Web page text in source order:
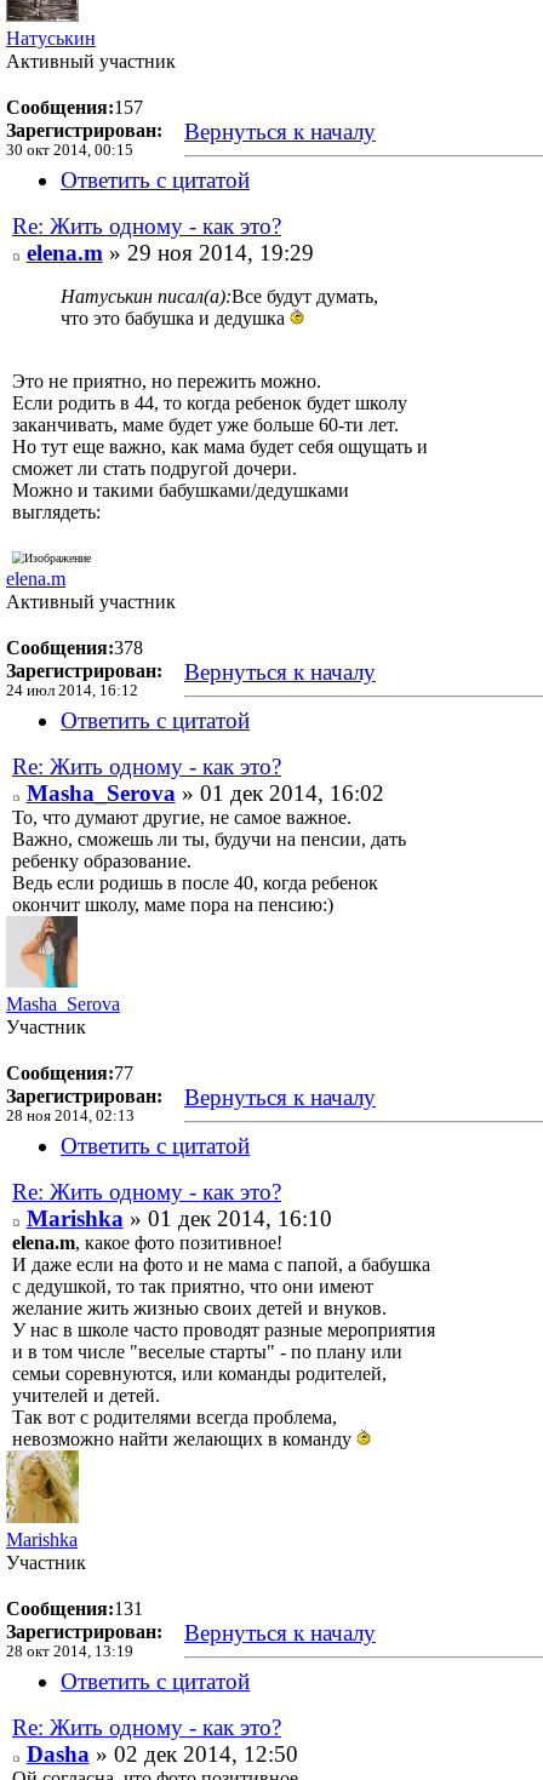
Натуськин
Активный участник
Сообщения:157
Зарегистрирован:
30 окт 2014, 00:15
Вернуться к началу
Ответить с цитатой
Re: Жить одному - как это?
elena.m » 29 ноя 2014, 19:29
Натуськин писал(а):Все будут думать,
что это бабушка и дедушка
Это не приятно, но пережить можно.
Если родить в 44, то когда ребенок будет школу
заканчивать, маме будет уже больше 60-ти лет.
Но тут еще важно, как мама будет себя ощущать и
сможет ли стать подругой дочери.
Можно и такими бабушками/дедушками
выглядеть:
elena.m
Активный участник
Сообщения:378
Зарегистрирован:
24 июл 2014, 16:12
Вернуться к началу
Ответить с цитатой
Re: Жить одному - как это?
Masha_Serova » 01 дек 2014, 16:02
То, что думают другие, не самое важное.
Важно, сможешь ли ты, будучи на пенсии, дать
ребенку образование.
Ведь если родишь в после 40, когда ребенок
окончит школу, маме пора на пенсию:)
Masha_Serova
Участник
Сообщения:77
Зарегистрирован:
28 ноя 2014, 02:13
Вернуться к началу
Ответить с цитатой
Re: Жить одному - как это?
Marishka » 01 дек 2014, 16:10
elena.m, какое фото позитивное!
И даже если на фото и не мама с папой, а бабушка
с дедушкой, то так приятно, что они имеют
желание жить жизнью своих детей и внуков.
У нас в школе часто проводят разные мероприятия
и в том числе "веселые старты" - по плану или
семьи соревнуются, или команды родителей,
учителей и детей.
Так вот с родителями всегда проблема,
невозможно найти желающих в команду
Marishka
Участник
Сообщения:131
Зарегистрирован:
28 окт 2014, 13:19
Вернуться к началу
Ответить с цитатой
Re: Жить одному - как это?
Dasha» 02 дек 2014, 12:50